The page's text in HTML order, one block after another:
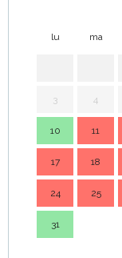
lu ma
3 4
10 11
17 18
24 25
31